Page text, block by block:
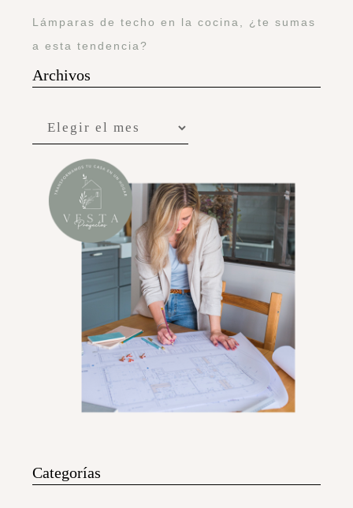
Lámparas de techo en la cocina, ¿te sumas
a esta tendencia?
Archivos
Categorías